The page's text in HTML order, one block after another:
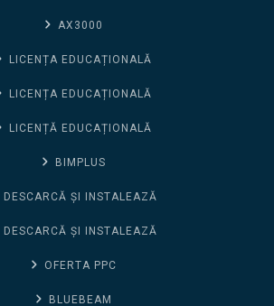
AX3000
LICENȚA EDUCAȚIONALĂ
LICENȚA EDUCAȚIONALĂ
LICENȚĂ EDUCAȚIONALĂ
BIMPLUS
DESCARCĂ ȘI INSTALEAZĂ
DESCARCĂ ȘI INSTALEAZĂ
OFERTA PPC
BLUEBEAM